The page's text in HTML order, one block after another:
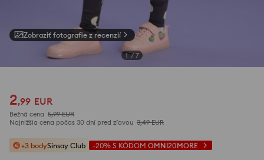
Zobraziť fotografie z recenzií
1 /7
2,99 EUR
Bežná cena 5,99 EUR
Najnižšia cena počas 30 dní pred zľavou 3,49 EUR
+3 bodySinsay Club -20% S KÓDOM OMNI20MORE